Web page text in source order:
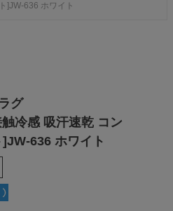
]JW-636 ホワイト
グ
冷感 吸汗速乾 コン
636 ホワイト